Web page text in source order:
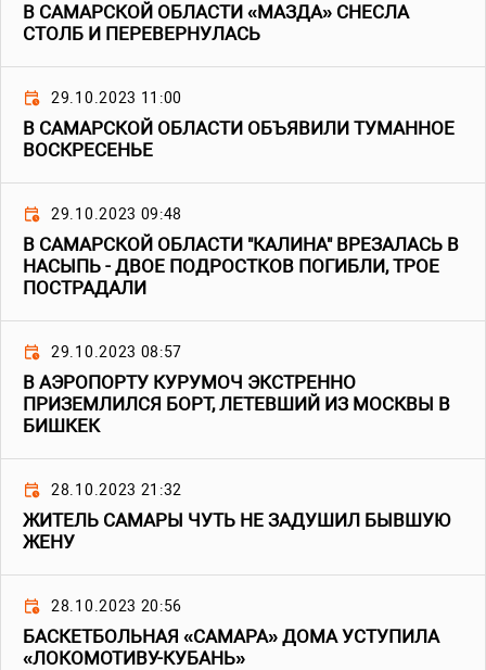
В САМАРСКОЙ ОБЛАСТИ «МАЗДА» СНЕСЛА
СТОЛБ И ПЕРЕВЕРНУЛАСЬ
29.10.2023 11:00
В САМАРСКОЙ ОБЛАСТИ ОБЪЯВИЛИ ТУМАННОЕ
ВОСКРЕСЕНЬЕ
29.10.2023 09:48
В САМАРСКОЙ ОБЛАСТИ "КАЛИНА" ВРЕЗАЛАСЬ В
НАСЫПЬ - ДВОЕ ПОДРОСТКОВ ПОГИБЛИ, ТРОЕ
ПОСТРАДАЛИ
29.10.2023 08:57
В АЭРОПОРТУ КУРУМОЧ ЭКСТРЕННО
ПРИЗЕМЛИЛСЯ БОРТ, ЛЕТЕВШИЙ ИЗ МОСКВЫ В
БИШКЕК
28.10.2023 21:32
ЖИТЕЛЬ САМАРЫ ЧУТЬ НЕ ЗАДУШИЛ БЫВШУЮ
ЖЕНУ
28.10.2023 20:56
БАСКЕТБОЛЬНАЯ «САМАРА» ДОМА УСТУПИЛА
«ЛОКОМОТИВУ-КУБАНЬ»